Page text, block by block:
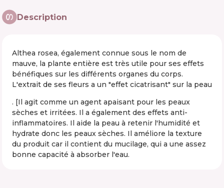
Description
Althea rosea, également connue sous le nom de
mauve, la plante entière est très utile pour ses effets
bénéfiques sur les différents organes du corps.
L'extrait de ses fleurs a un "effet cicatrisant" sur la peau
. [Il agit comme un agent apaisant pour les peaux
sèches et irritées. Il a également des effets anti-
inflammatoires. Il aide la peau à retenir l'humidité et
hydrate donc les peaux sèches. Il améliore la texture
du produit car il contient du mucilage, qui a une assez
bonne capacité à absorber l'eau.